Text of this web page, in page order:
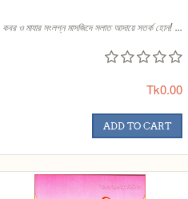
কবর ও মাযার সংলগ্ন মাসজিদে সলাত আদায়ে সতর্ক হোন! ...
Tk0.00
ADD TO CART